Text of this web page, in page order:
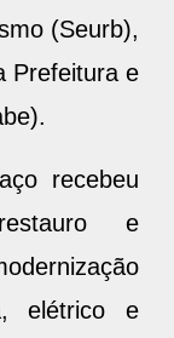
(Seurb),
Prefeitura e
recebeu
e
elétrico e